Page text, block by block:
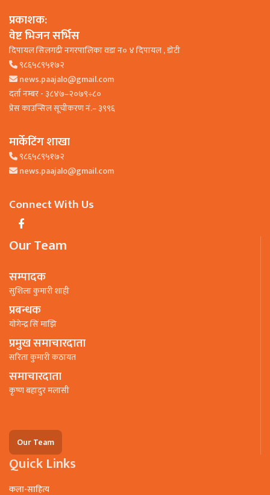
प्रकाशक:
वेष्ट भिजन सर्भिस
दिपायल सिलगढी नगरपालिका वडा न० ४ दिपायल , डाेटी
९८६५८९५१७२
news.paajalo@gmail.com
दर्ता नम्बर - ३८४७–२०७९÷८०
प्रेस काउन्सिल सूचीकरण नं.– ३९९६
मार्केटिंग शाखा
९८६५८९५१७२
news.paajalo@gmail.com
Connect With Us
Our Team
सम्पादक
सुशिला कुमारी शाही
प्रबन्धक
याेगेन्द्र सिं माझि
प्रमुख समाचारदाता
सरिता कुमारी कठायत
समाचारदाता
कृष्ण बहादुर मलासी
Our Team
Quick Links
कला-साहित्य